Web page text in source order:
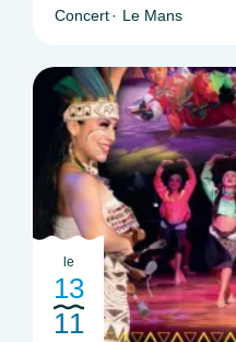
Concert Le Mans
le
13
11